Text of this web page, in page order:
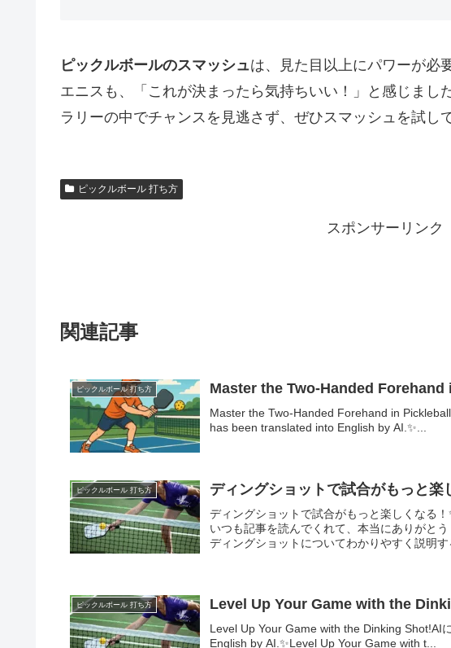
ピックルボールのスマッシュは、見た目以上にパワーが必
エニスも、「これが決まったら気持ちいい！」と感じました
ラリーの中でチャンスを見逃さず、ぜひスマッシュを試し
ピックルボール 打ち方
スポンサーリンク
関連記事
ピックルボール 打ち方 Master the Two-Handed
Master the Two-Handed Forehand in
has been translated into English by AI.✨...
ピックルボール 打ち方 ディングショットで試合がもっと楽
ディングショットで試合がもっと楽しくなる
いつも記事を読んでくれて、本当にありがと
ディングショットについてわかりやすく説明
ピックルボール 打ち方 Level Up Your Game with the
Level Up Your Game with the Dinking Shot!AI
English by AI.✨Level Up Your Game with t...